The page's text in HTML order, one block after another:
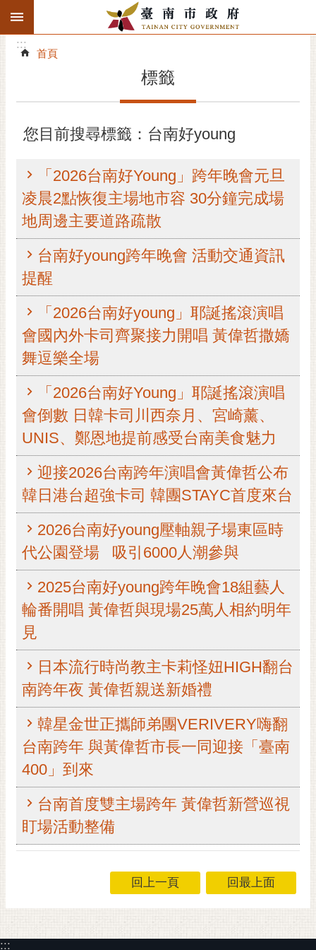
跳到主要內容區塊
搜
階
精彩府城
市府團隊
主題服務
市政資訊
市民互動
黃
偉
哲
光
泉
花
站
導
訂
RSS
電
市
民
English
隱
:::
:::
首頁
標籤
您目前搜尋標籤：台南好young
「2026台南好Young」跨年晚會元旦
凌晨2點恢復主場地市容 30分鐘完成場
地周邊主要道路疏散
台南好young跨年晚會 活動交通資訊
提醒
「2026台南好young」耶誕搖滾演唱
會國內外卡司齊聚接力開唱 黃偉哲撒嬌
舞逗樂全場
「2026台南好Young」耶誕搖滾演唱
會倒數 日韓卡司川西奈月、宮崎薰、
UNIS、鄭恩地提前感受台南美食魅力
迎接2026台南跨年演唱會黃偉哲公布
韓日港台超強卡司 韓團STAYC首度來台
2026台南好young壓軸親子場東區時
代公園登場 吸引6000人潮參與
2025台南好young跨年晚會18組藝人
輪番開唱 黃偉哲與現場25萬人相約明年
見
日本流行時尚教主卡莉怪妞HIGH翻台
南跨年夜 黃偉哲親送新婚禮
韓星金世正攜師弟團VERIVERY嗨翻
台南跨年 與黃偉哲市長一同迎接「臺南
400」到來
台南首度雙主場跨年 黃偉哲新營巡視
盯場活動整備
回上一頁 回最上面
:::